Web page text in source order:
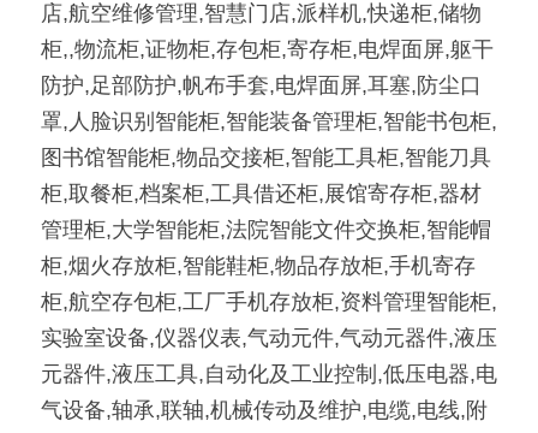
店,航空维修管理,智慧门店,派样机,快递柜,储物
柜,,物流柜,证物柜,存包柜,寄存柜,电焊面屏,躯干
防护,足部防护,帆布手套,电焊面屏,耳塞,防尘口
罩,人脸识别智能柜,智能装备管理柜,智能书包柜,
图书馆智能柜,物品交接柜,智能工具柜,智能刀具
柜,取餐柜,档案柜,工具借还柜,展馆寄存柜,器材
管理柜,大学智能柜,法院智能文件交换柜,智能帽
柜,烟火存放柜,智能鞋柜,物品存放柜,手机寄存
柜,航空存包柜,工厂手机存放柜,资料管理智能柜,
实验室设备,仪器仪表,气动元件,气动元器件,液压
元器件,液压工具,自动化及工业控制,低压电器,电
气设备,轴承,联轴,机械传动及维护,电缆,电线,附